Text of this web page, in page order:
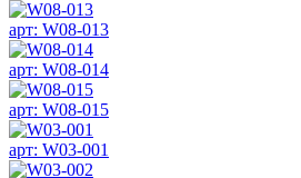
арт: W08-013
арт: W08-014
арт: W08-015
арт: W03-001